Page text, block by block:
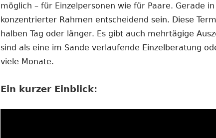
möglich – für Einzelpersonen wie für Paare. Gerade
konzentrierter Rahmen entscheidend sein. Diese
halben Tag oder länger. Es gibt auch mehrtägige
sind als eine im Sande verlaufende Einzelberatung
viele Monate.
Ein kurzer Einblick: